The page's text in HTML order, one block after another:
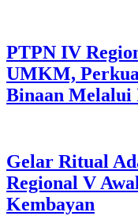
PTPN IV
UMKM,
Binaan Melalui
Gelar Ritual
Regional V
Kembayan